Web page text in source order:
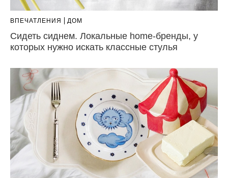
ВПЕЧАТЛЕНИЯ ДОМ
Сидеть сиднем. Локальные home-бренды, у
которых нужно искать классные стулья